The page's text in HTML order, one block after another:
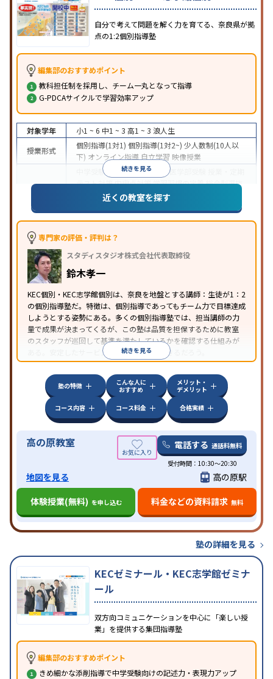
自分で考えて問題を解く力を育てる、奈良県が拠
点の1:2個別指導塾
編集部のおすすめポイント
教科担任制を採用し、チーム一丸となって指導
G-PDCAサイクルで学習効率アップ
続きを見る
対象学年 小1 ~ 6 中1 ~ 3 高1 ~ 3 浪人生
授業形式
個別指導(1対1) 個別指導(1対2~) 少人数制(10人以
下) オンライン指導自立学習 映像授業
中学受験 高校受験大学受験 医学部受験
テスト対策内申点対策学習習慣の定着総合型選抜
(旧AO)対策推薦入試対策学校別特化対策
特徴
中高一貫校生に対応授業の振替可能学習にPC・タ
ブレットを利用
季節講習のみの受講可
近くの教室を探す
専門家の評価・評判は？
スタディスタジオ株式会社代表取締役
鈴木孝一
KEC個別・KEC志学館個別は、奈良を地盤とする講師：生徒が1：2
の個別指導塾だ。特徴は、個別指導であってもチーム力で目標達成
しようとする姿勢にある。多くの個別指導塾では、担当講師の力
量で成果が決まってくるが、この塾は品質を担保するために教室
のスタッフが巡回して基準を満たしているかを確認する仕組みが
ある。安定したサービスを受けることができるだろう。
続きを見る
塾の特徴
こんな人に
おすすめ
メリット・
デメリット
コース内容
コース料金 合格実績
高の原教室 電話する 通話料無料
受付時間：10:30～20:30
地図を見る
高の原駅
体験授業(無料) を申し込む 料金などの資料請求 無料
塾の詳細を見る
KECゼミナール・KEC志学館ゼミナ
ール
双方向コミュニケーションを中心に「楽しい授
業」を提供する集団指導塾
編集部のおすすめポイント
きめ細かな添削指導で中学受験向けの記述力・表現力アップ